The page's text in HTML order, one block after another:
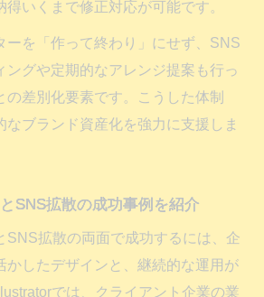
得いくまで修正対応が可能です。
ーを「作って終わり」にせず、SNS
ングや定期的なアレンジ提案も行っ
の差別化要素です。こうした体制
なブランド資産化を強力に支援しま
SNS拡散の成功事例を紹介
SNS拡散の両面で成功するには、企
かしたデザインと、継続的な運用が
では、クライアント企業の業